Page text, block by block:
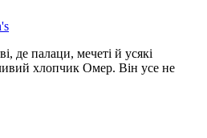
де палаци, мечеті й усякі
хлопчик Омер. Він усе не